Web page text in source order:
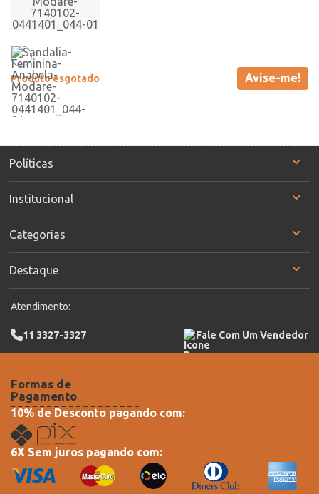
Produto esgotado Avise-me!
Políticas
Institucional
Categorias
Destaque
Atendimento:
11 3327-3327 Fale Com Um Vendedor
Formas de
Pagamento
10% de Desconto pagando com:
6X Sem juros pagando com: